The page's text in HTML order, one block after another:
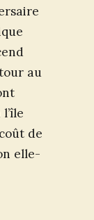
au
de
elle-